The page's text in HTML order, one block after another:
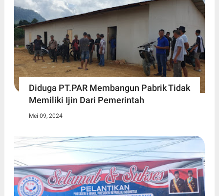
Diduga PT.PAR Membangun Pabrik Tidak
Memiliki Ijin Dari Pemerintah
Mei 09, 2024